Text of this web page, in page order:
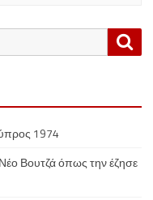
1974
Βουτζά όπως την έζησε